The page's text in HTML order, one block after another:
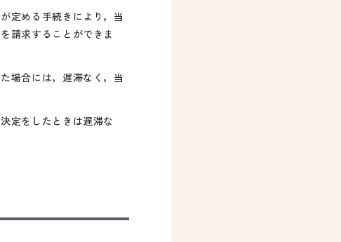
定める手続きにより，当
請求することができま
場合には，遅滞なく，当
定をしたときは遅滞な